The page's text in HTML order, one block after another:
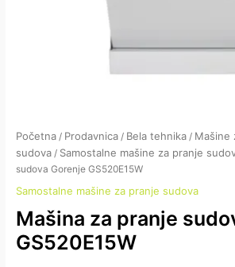
Početna / Prodavnica / Bela tehnika / Mašine
sudova / Samostalne mašine za pranje
sudova Gorenje GS520E15W
Samostalne mašine za pranje sudova
Mašina za pranje
GS520E15W